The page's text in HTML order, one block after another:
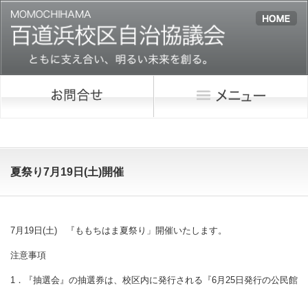
夏祭り7月19日(土)開催
7月19日(土) 『ももちはま夏祭り」開催いたします。
注意事項
1．『抽選会』の抽選券は、校区内に発行される『6月25日発行の公民館